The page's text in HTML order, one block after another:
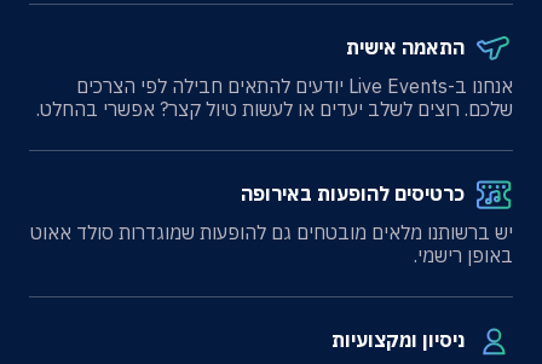
התאמה אישית
אנחנו ב-Live Events יודעים להתאים חבילה לפי הצרכים
שלכם. רוצים לשלב יעדים או לעשות טיול קצר? אפשרי בהחלט.
כרטיסים להופעות באירופה
יש ברשותנו מלאים מובטחים גם להופעות שמוגדרות סולד אאוט
באופן רישמי.
ניסיון ומקצועיות